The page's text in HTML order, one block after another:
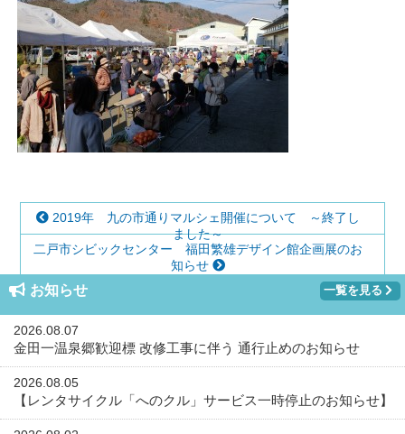
2019年 九の市通りマルシェ開催について ～終了し
ました～
二戸市シビックセンター 福田繁雄デザイン館企画展のお
知らせ
お知らせ 一覧を見る
2026.08.07
金田一温泉郷歓迎標 改修工事に伴う 通行止めのお知らせ
2026.08.05
【レンタサイクル「へのクル」サービス一時停止のお知らせ】